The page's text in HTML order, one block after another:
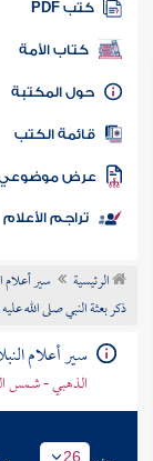
كتب PDF
كتاب الأمة
المكتبة
الكتب
موضوعي
تراجم الأعلام
الرئيسية سير أعلام
ذكر بعثة النبي صلى الله
سير أعلام
الذهبي - شمس
26